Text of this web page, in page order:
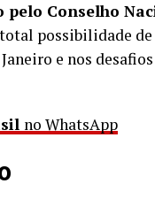
pelo Conselho
possibilidade
e nos
no WhatsApp